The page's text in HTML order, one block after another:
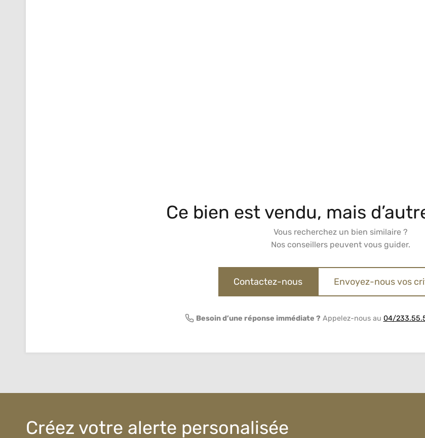
Ce bien est vendu, mais
Vous recherchez un bien similaire ?
Nos conseillers peuvent vous guider.
Contactez-nous Envoyez-nous vos
Besoin d’une réponse immédiate ? Appelez-nous au 04/
Créez votre alerte personalisée